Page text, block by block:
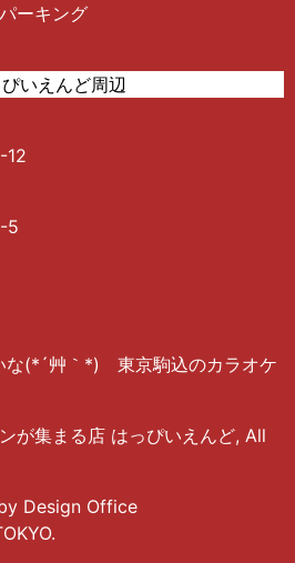
ーキング
いえんど周辺
12
5
な(*´艸｀*) 東京駒込のカラオケ
が集まる店 はっぴいえんど, All
Design Office